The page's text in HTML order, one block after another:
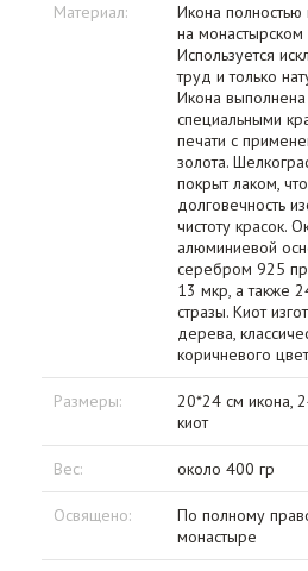
Материал:
Икона полностью
на монастырском
Используется
труд и только
Икона
специальными
печати с
золота.
покрыт лаком,
долговечность
чистоту красок.
алюминиевой
серебром 925
13 мкр, а также
стразы. Киот
дерева,
коричневого
Размеры:
20*24 см икона,
киот
Вес: около 400 гр
Освящено:
По полному
монастыре